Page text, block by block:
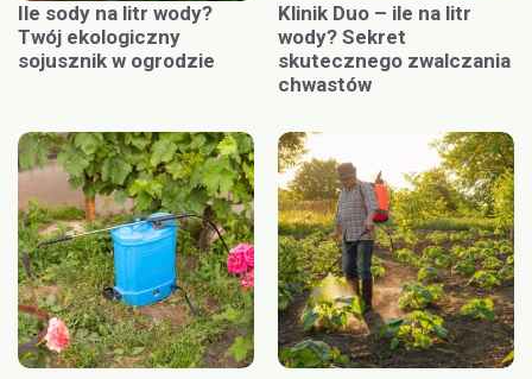
Ile sody na litr wody?
Twój ekologiczny
sojusznik w ogrodzie
Klinik Duo – ile na litr
wody? Sekret
skutecznego zwalczania
chwastów